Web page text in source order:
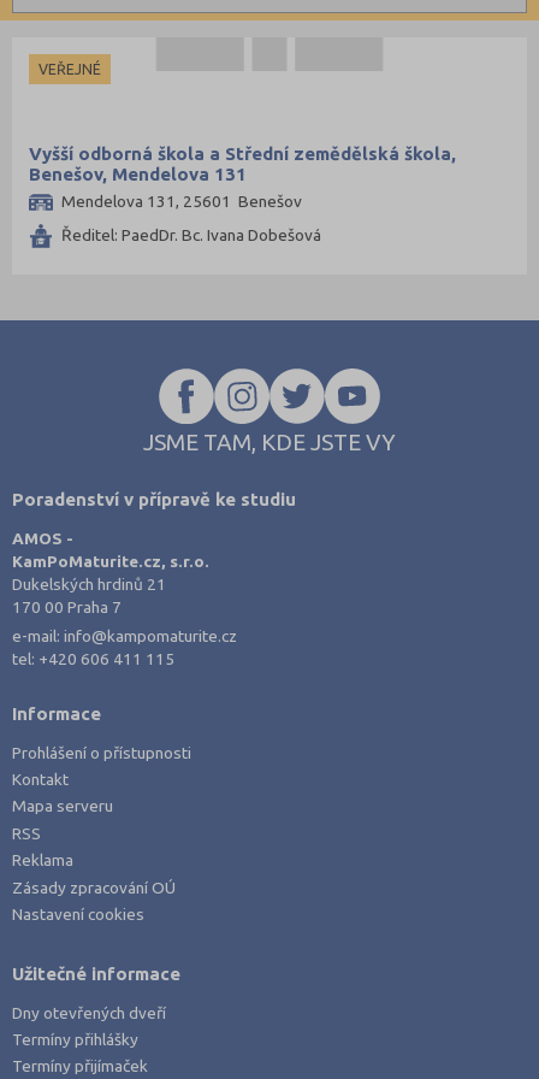
Dálkové
Brno-město (2)
České Budějovice (1)
Chrudim (1)
Jičín (1)
Jihlava (2)
Karviná (1)
Olomouc (2)
Ostrava-město (4)
Pardubice (1)
Písek (1)
Praha hlavní město (6)
Strakonice (3)
Svitavy (2)
Tábor (1)
Informatické
Dopravní
Grafické
Humanitní
Obchod, podnikání, služby
Policejní a vojenské
Umělecké
Zemědělské a ekologické
VEŘEJNÉ
Vyšší odborná škola a Střední zemědělská škola,
Benešov, Mendelova 131
Mendelova 131, 25601 Benešov
Ředitel: PaedDr. Bc. Ivana Dobešová
JSME TAM, KDE JSTE VY
Poradenství v přípravě ke studiu
AMOS -
KamPoMaturite.cz, s.r.o.
Dukelských hrdinů 21
170 00 Praha 7
e-mail:info@kampomaturite.cz
tel: +420 606 411 115
Informace
Prohlášení o přístupnosti
Kontakt
Mapa serveru
RSS
Reklama
Zásady zpracování OÚ
Nastavení cookies
Užitečné informace
Dny otevřených dveří
Termíny přihlášky
Termíny přijímaček